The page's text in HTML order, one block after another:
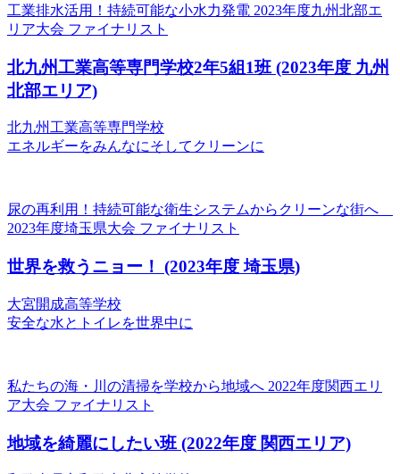
工業排水活用！持続可能な小水力発電 2023年度九州北部エ
リア大会 ファイナリスト
北九州工業高等専門学校2年5組1班 (2023年度 九州
北部エリア)
北九州工業高等専門学校
エネルギーをみんなにそしてクリーンに
尿の再利用！持続可能な衛生システムからクリーンな街へ
2023年度埼玉県大会 ファイナリスト
世界を救うニョー！ (2023年度 埼玉県)
大宮開成高等学校
安全な水とトイレを世界中に
私たちの海・川の清掃を学校から地域へ 2022年度関西エリ
ア大会 ファイナリスト
地域を綺麗にしたい班 (2022年度 関西エリア)